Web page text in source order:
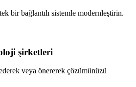
bir bağlantılı sistemle modernleştirin.
şirketleri
veya önererek çözümünüzü